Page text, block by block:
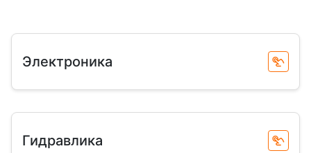
Электроника
Гидравлика